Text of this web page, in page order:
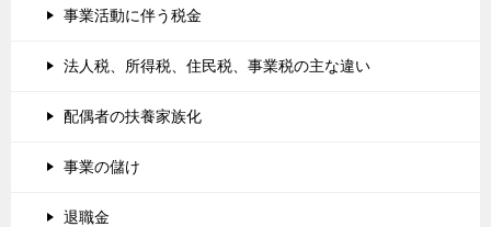
事業活動に伴う税金
法人税、所得税、住民税、事業税の主な違い
配偶者の扶養家族化
事業の儲け
退職金